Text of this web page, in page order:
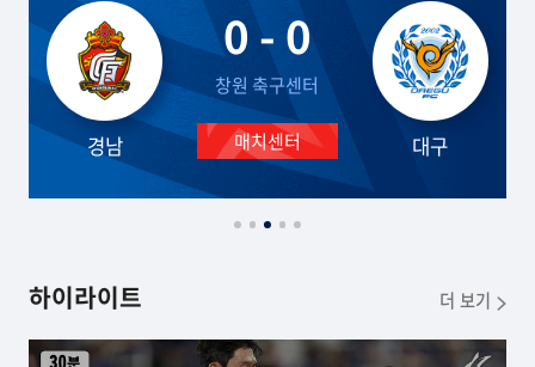
경남
0 - 0
창원 축구센터
대구
하이라이트 더 보기